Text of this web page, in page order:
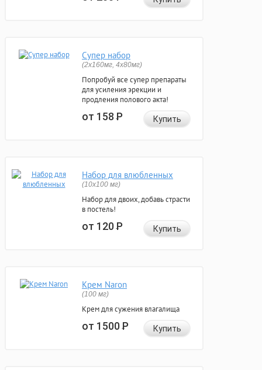
Супер набор
(2х160мг, 4х80мг)
Попробуй все супер препараты
для усиления эрекции и
продления полового акта!
от 158Р Купить
Набор для влюбленных
(10х100 мг)
Набор для двоих, добавь страсти
в постель!
от 120Р Купить
Крем Naron
(100 мг)
Крем для сужения влагалища
от 1500Р Купить